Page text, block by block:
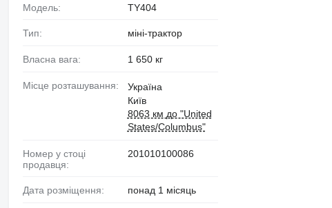
Модель: TY404
Тип: міні-трактор
Власна вага: 1 650 кг
Місце розташування:
Україна
Київ
8063 км до "United
States/Columbus"
Номер у стоці
продавця:
201010100086
Дата розміщення: понад 1 місяць